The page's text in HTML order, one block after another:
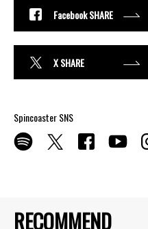
RECOMMEND
Facebook SHARE
X SHARE
Spincoaster SNS